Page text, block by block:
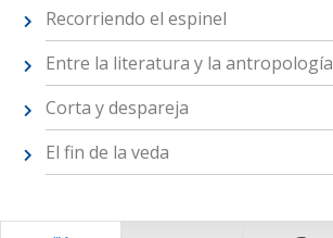
Recorriendo el espinel
Entre la literatura y la antropología
Corta y despareja
El fin de la veda